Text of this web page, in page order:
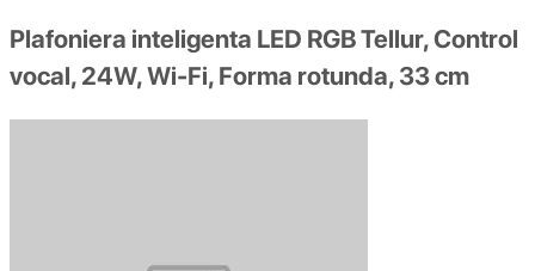
Plafoniera inteligenta LED RGB Tellur, Control
vocal, 24W, Wi-Fi, Forma rotunda, 33 cm